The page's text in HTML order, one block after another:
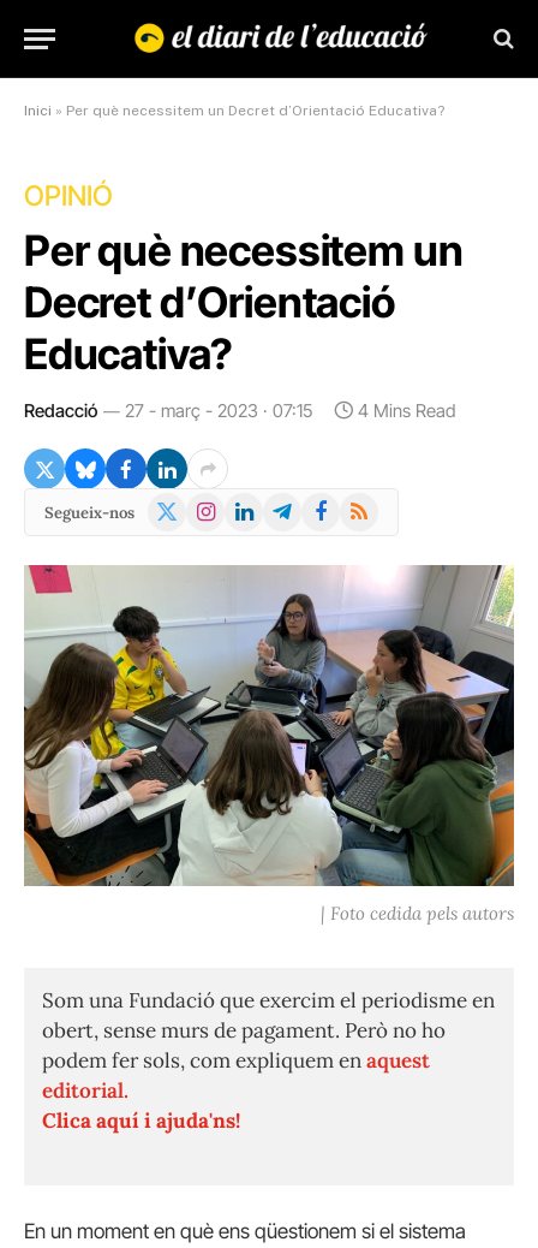
Inici » Per què necessitem un Decret d’Orientació Educativa?
OPINIÓ
Per què necessitem un
Decret d’Orientació
Educativa?
Redacció 27 - març - 2023 · 07:15 4 Mins Read
Segueix-nos
X
Instagram
LinkedInTelegramFacebook
RSS
| Foto cedida pels autors
Som una Fundació que exercim el periodisme en
obert, sense murs de pagament. Però no ho
podem fer sols, com expliquem enaquest
editorial.
Clica aquí i ajuda'ns!
En un moment en què ens qüestionem si el sistema